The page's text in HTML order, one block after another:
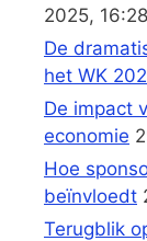
2025, 16:28
De
het WK
De impact
economie
Hoe
beïnvloedt
Terugblik